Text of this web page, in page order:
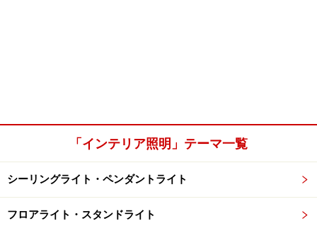
「インテリア照明」テーマ一覧
シーリングライト・ペンダントライト
フロアライト・スタンドライト